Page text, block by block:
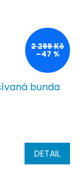
2 299 Kč
–47 %
bunda
DETAIL